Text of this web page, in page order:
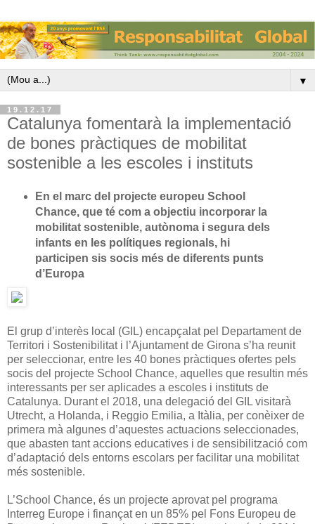
▼
19.12.17
Catalunya fomentarà la implementació
de bones pràctiques de mobilitat
sostenible a les escoles i instituts
En el marc del projecte europeu School
Chance, que té com a objectiu incorporar la
mobilitat sostenible, autònoma i segura dels
infants en les polítiques regionals, hi
participen sis socis més de diferents punts
d’Europa
El grup d’interès local (GIL) encapçalat pel Departament de
Territori i Sostenibilitat i l’Ajuntament de Girona s’ha reunit
per seleccionar, entre les 40 bones pràctiques ofertes pels
socis del projecte School Chance, aquelles que resultin més
interessants per ser aplicades a escoles i instituts de
Catalunya. Durant el 2018, una delegació del GIL visitarà
Utrecht, a Holanda, i Reggio Emilia, a Itàlia, per conèixer de
primera mà algunes d’aquestes actuacions seleccionades,
que abasten tant accions educatives i de sensibilització com
d’adaptació dels entorns escolars per facilitar una mobilitat
més sostenible.
L’School Chance, és un projecte aprovat pel programa
Interreg Europe i finançat en un 85% pel Fons Europeu de